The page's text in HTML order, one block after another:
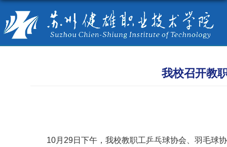
我校召开教
10月 29日下午，我校教职工乒乓球协会、羽毛球